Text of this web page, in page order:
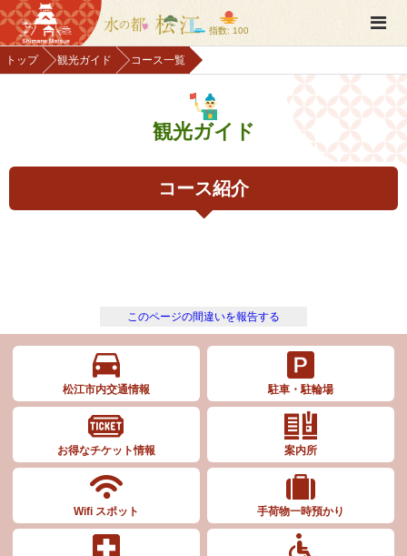
指数: 100
トップ 観光ガイド コース一覧
観光ガイド
コース紹介
このページの間違いを報告する
松江市内交通情報 駐車・駐輪場
お得なチケット情報 案内所
Wifi スポット 手荷物一時預かり